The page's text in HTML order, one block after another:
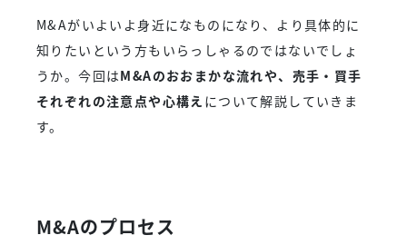
M&Aがいよいよ身近になものになり、より具体的に
知りたいという方もいらっしゃるのではないでしょ
うか。今回はM&Aのおおまかな流れや、売手・買手
それぞれの注意点や心構え について解説していきま
す。
M&Aのプロセス